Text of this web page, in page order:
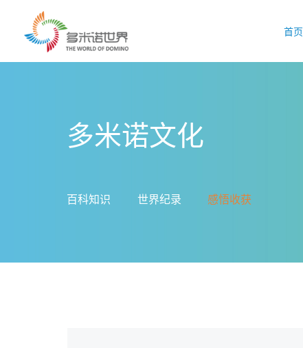
首页
多米诺文化
百科知识 世界纪录 感悟收获